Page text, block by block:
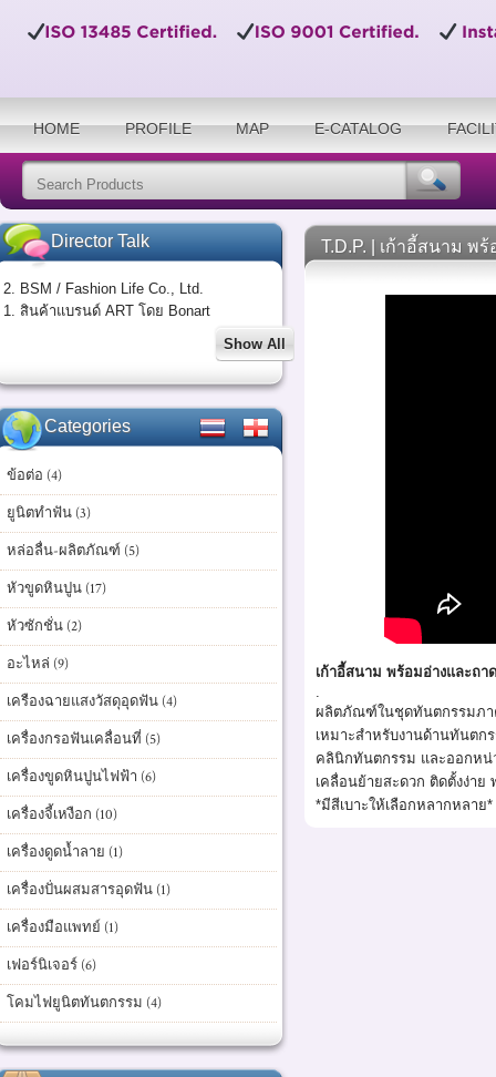
HOME PROFILE MAP E-CATALOG
T.D.P. | เก้าอี้สนาม พ
เก้าอี้สนาม พร้อมอ่างและถาด
.
ผลิตภัณฑ์ในชุดทันตกรรมภา
เหมาะสำหรับงานด้านทันตก
คลินิกทันตกรรม และออกห
เคลื่อนย้ายสะดวก ติดตั้งง่าย
*มีสีเบาะให้เลือกหลากหลาย*
Director Talk
2. BSM / Fashion Life Co., Ltd.
1. สินค้าแบรนด์ ART โดย Bonart
Show All
Categories
ข้อต่อ (4)
ยูนิตทำฟัน (3)
หล่อลื่น-ผลิตภัณฑ์ (5)
หัวขูดหินปูน (17)
หัวซักชั่น (2)
อะไหล่ (9)
เครืองฉายแสงวัสดุอุดฟัน (4)
เครื่องกรอฟันเคลื่อนที่ (5)
เครื่องขูดหินปูนไฟฟ้า (6)
เครื่องจี้เหงือก (10)
เครื่องดูดน้ำลาย (1)
เครื่องปั่นผสมสารอุดฟัน (1)
เครื่องมือแพทย์ (1)
เฟอร์นิเจอร์ (6)
โคมไฟยูนิตทันตกรรม (4)